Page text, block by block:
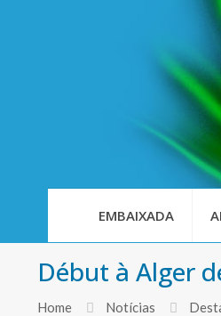
EMBAIXADA
Début à Alger
Home Notícias